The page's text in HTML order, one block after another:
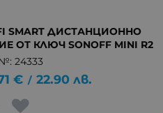
SMART ДИСТАНЦИОННО
ОТ КЛЮЧ SONOFF MINI R2
24333
€ / 22.90 лв.